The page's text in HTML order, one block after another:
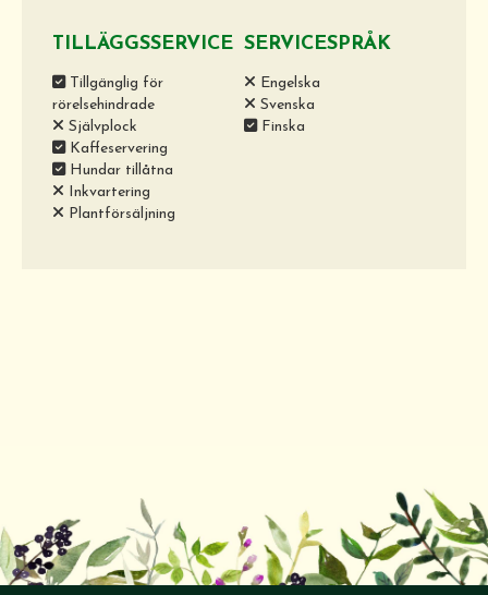
TILLÄGGSSERVICE
Tillgänglig för
rörelsehindrade
Självplock
Kaffeservering
Hundar tillåtna
Inkvartering
Plantförsäljning
SERVICESPRÅK
Engelska
Svenska
Finska